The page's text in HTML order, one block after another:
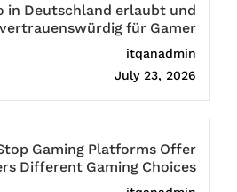
in Deutschland erlaubt und
vertrauenswürdig für Gamer?
itqanadmin
July 23, 2026
Gaming Platforms Offer
Different Gaming Choices